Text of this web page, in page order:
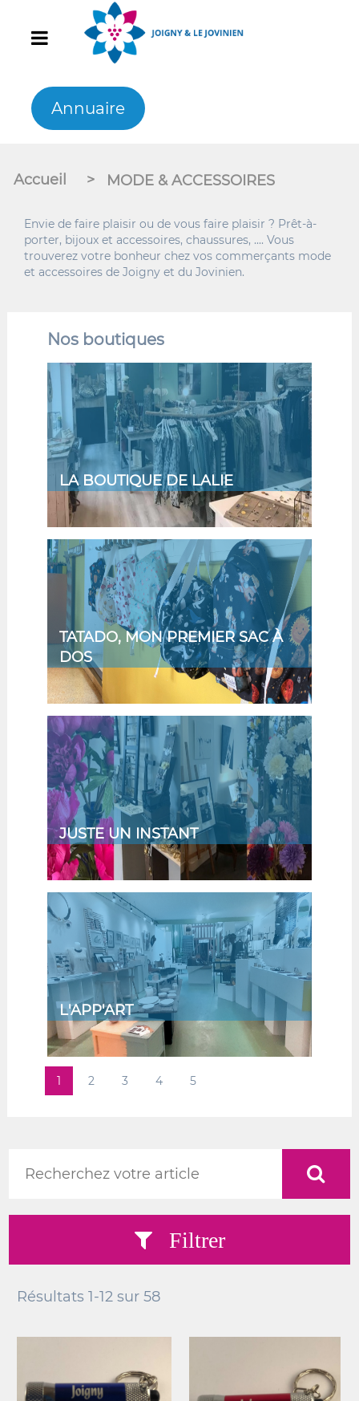
Annuaire
Accueil > MODE & ACCESSOIRES
Envie de faire plaisir ou de vous faire plaisir ? Prêt-à-
porter, bijoux et accessoires, chaussures, .... Vous
trouverez votre bonheur chez vos commerçants mode
et accessoires de Joigny et du Jovinien.
Nos boutiques
LA BOUTIQUE DE LALIE
TATADO, MON PREMIER SAC À
DOS
JUSTE UN INSTANT
L'APP'ART
1 2 3 4 5
Filtrer
Résultats1-12 sur58